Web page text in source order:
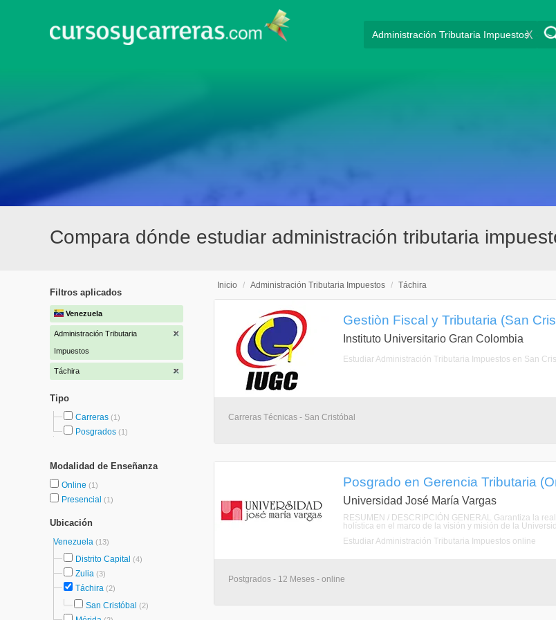
X
Compara dónde estudiar administración tributaria
Filtros aplicados
Venezuela
Administración Tributaria
Impuestos
Táchira
Tipo
Carreras (1)
Posgrados (1)
Modalidad de Enseñanza
Online (1)
Presencial (1)
Ubicación
Venezuela (13)
Distrito Capital (4)
Zulia (3)
Táchira (2)
San Cristóbal (2)
Inicio / Administración Tributaria Impuestos / Táchira
Gestiòn Fiscal y Tributaria (San
Instituto Universitario Gran Colombia
Estudiar Administración Tributaria Impuestos en San
Carreras Técnicas - San Cristóbal
Posgrado en Gerencia Tributaria
Universidad José María Vargas
RESUMEN / DESCRIPCIÓN GENERAL Garantiza la
holística en el marco de la visión y misión de la
Estudiar Administración Tributaria Impuestos online
Postgrados - 12 Meses - online